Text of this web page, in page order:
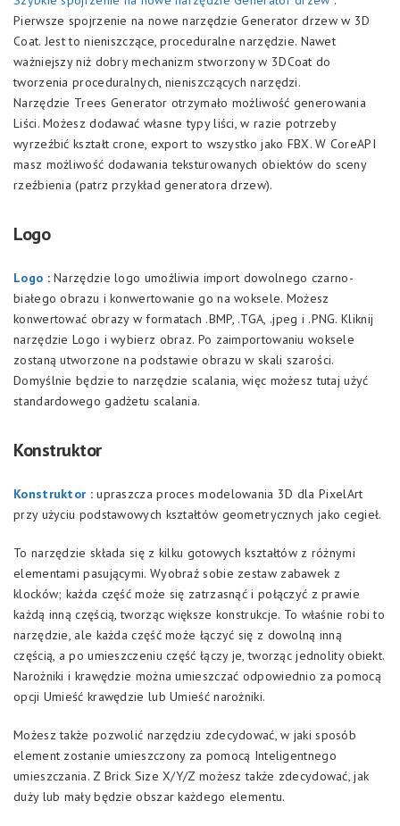
Pierwsze spojrzenie na nowe narzędzie Generator drzew w 3D
Coat. Jest to nieniszczące, proceduralne narzędzie. Nawet
ważniejszy niż dobry mechanizm stworzony w 3DCoat do
tworzenia proceduralnych, nieniszczących narzędzi.
Narzędzie Trees Generator otrzymało możliwość generowania
Liści. Możesz dodawać własne typy liści, w razie potrzeby
wyrzeźbić kształt crone, export to wszystko jako FBX. W CoreAPI
masz możliwość dodawania teksturowanych obiektów do sceny
rzeźbienia (patrz przykład generatora drzew).
Logo
Logo :Narzędzie logo umożliwia import dowolnego czarno-
białego obrazu i konwertowanie go na woksele. Możesz
konwertować obrazy w formatach .BMP, .TGA, .jpeg i .PNG. Kliknij
narzędzie Logo i wybierz obraz. Po zaimportowaniu woksele
zostaną utworzone na podstawie obrazu w skali szarości.
Domyślnie będzie to narzędzie scalania, więc możesz tutaj użyć
standardowego gadżetu scalania.
Konstruktor
Konstruktor :upraszcza proces modelowania 3D dla PixelArt
przy użyciu podstawowych kształtów geometrycznych jako cegieł.
To narzędzie składa się z kilku gotowych kształtów z różnymi
elementami pasującymi. Wyobraź sobie zestaw zabawek z
klocków; każda część może się zatrzasnąć i połączyć z prawie
każdą inną częścią, tworząc większe konstrukcje. To właśnie robi to
narzędzie, ale każda część może łączyć się z dowolną inną
częścią, a po umieszczeniu część łączy je, tworząc jednolity obiekt.
Narożniki i krawędzie można umieszczać odpowiednio za pomocą
opcji Umieść krawędzie lub Umieść narożniki.
Możesz także pozwolić narzędziu zdecydować, w jaki sposób
element zostanie umieszczony za pomocą Inteligentnego
umieszczania. Z Brick Size X/Y/Z możesz także zdecydować, jak
duży lub mały będzie obszar każdego elementu.